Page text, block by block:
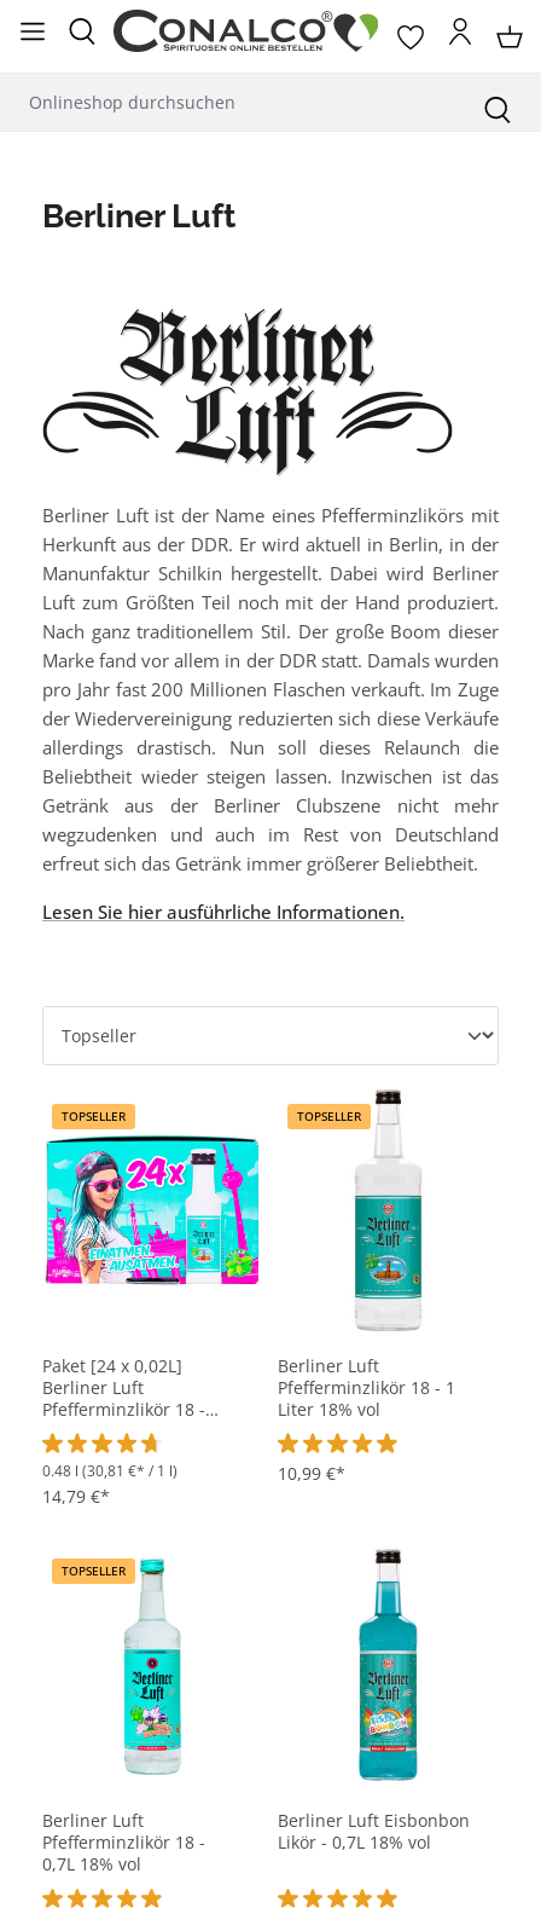
springen
Berliner Luft
Berliner Luft ist der Name eines Pfefferminzlikörs mit
Herkunft aus der DDR. Er wird aktuell in Berlin, in der
Manunfaktur Schilkin hergestellt. Dabei wird Berliner
Luft zum Größten Teil noch mit der Hand produziert.
Nach ganz traditionellem Stil. Der große Boom dieser
Marke fand vor allem in der DDR statt. Damals wurden
pro Jahr fast 200 Millionen Flaschen verkauft. Im Zuge
der Wiedervereinigung reduzierten sich diese Verkäufe
allerdings drastisch. Nun soll dieses Relaunch die
Beliebtheit wieder steigen lassen. Inzwischen ist das
Getränk aus der Berliner Clubszene nicht mehr
wegzudenken und auch im Rest von Deutschland
erfreut sich das Getränk immer größerer Beliebtheit.
Lesen Sie hier ausführliche Informationen.
TOPSELLER
Paket [24 x 0,02L]
Berliner Luft
Pfefferminzlikör 18 -
0,48L 18% vol
Durchschnittliche Bewertung von 4.8 von 5 Sternen
0.48 l (30,81 €* / 1 l)
14,79 €*
TOPSELLER
Berliner Luft
Pfefferminzlikör 18 - 1
Liter 18% vol
Durchschnittliche Bewertung
10,99 €*
TOPSELLER
Berliner Luft
Pfefferminzlikör 18 -
0,7L 18% vol
Berliner Luft Eisbonbon
Likör - 0,7L 18% vol